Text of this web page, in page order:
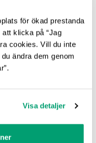
för ökad prestanda
klicka på “Jag
cookies. Vill du inte
ändra dem genom
Visa detaljer
upp olja utan